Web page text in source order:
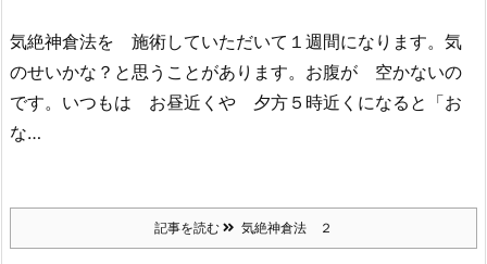
気絶神倉法を 施術していただいて１週間になります。気
のせいかな？と思うことがあります。お腹が 空かないの
です。いつもは お昼近くや 夕方５時近くになると「お
な…
記事を読む 気絶神倉法 ２